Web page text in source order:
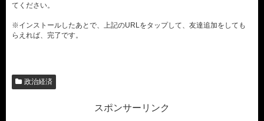
てください。
※インストールしたあとで、上記のURLをタップして、友達追加をしても
らえれば、完了です。
政治経済
スポンサーリンク